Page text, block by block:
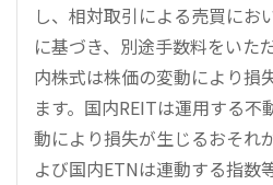
し、相対取引による売買にお
に基づき、別途手数料をいた
内株式は株価の変動により損
ます。国内REITは運用する
動により損失が生じるおそれ
よび国内ETNは連動する指数